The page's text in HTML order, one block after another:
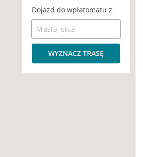
Dojazd do wpłatomatu z:
WYZNACZ TRASĘ